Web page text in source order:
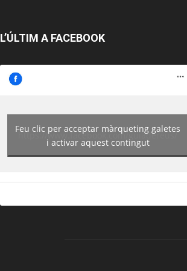
L’ÚLTIM A FACEBOOK
https://www.facebook.com/guiadereus/
Feu clic per acceptar màrqueting galetes
i activar aquest contingut